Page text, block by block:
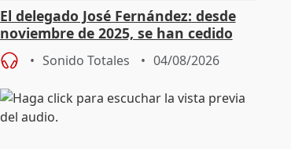
El delegado José Fernández: desde
noviembre de 2025, se han cedido
9.810 ayudas por nacimiento
Sonido Totales 04/08/2026